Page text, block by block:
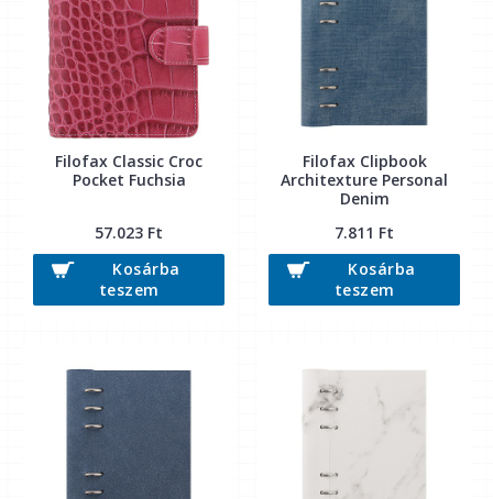
Filofax Classic Croc
Pocket Fuchsia
57.023 Ft
Kosárba
teszem
Filofax Clipbook
Architexture Personal
Denim
7.811 Ft
Kosárba
teszem